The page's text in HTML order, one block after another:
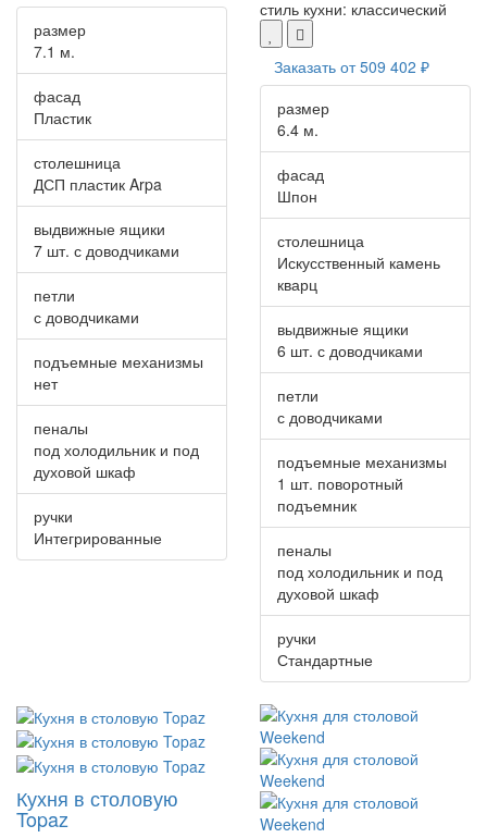
размер
7.1 м.
фасад
Пластик
столешница
ДСП пластик Arpa
выдвижные ящики
7 шт. с доводчиками
петли
с доводчиками
подъемные механизмы
нет
пеналы
под холодильник и под
духовой шкаф
ручки
Интегрированные
стиль кухни: классический
Заказать от509 402 ₽
размер
6.4 м.
фасад
Шпон
столешница
Искусственный камень
кварц
выдвижные ящики
6 шт. с доводчиками
петли
с доводчиками
подъемные механизмы
1 шт. поворотный
подъемник
пеналы
под холодильник и под
духовой шкаф
ручки
Стандартные
Кухня в столовую
Topaz